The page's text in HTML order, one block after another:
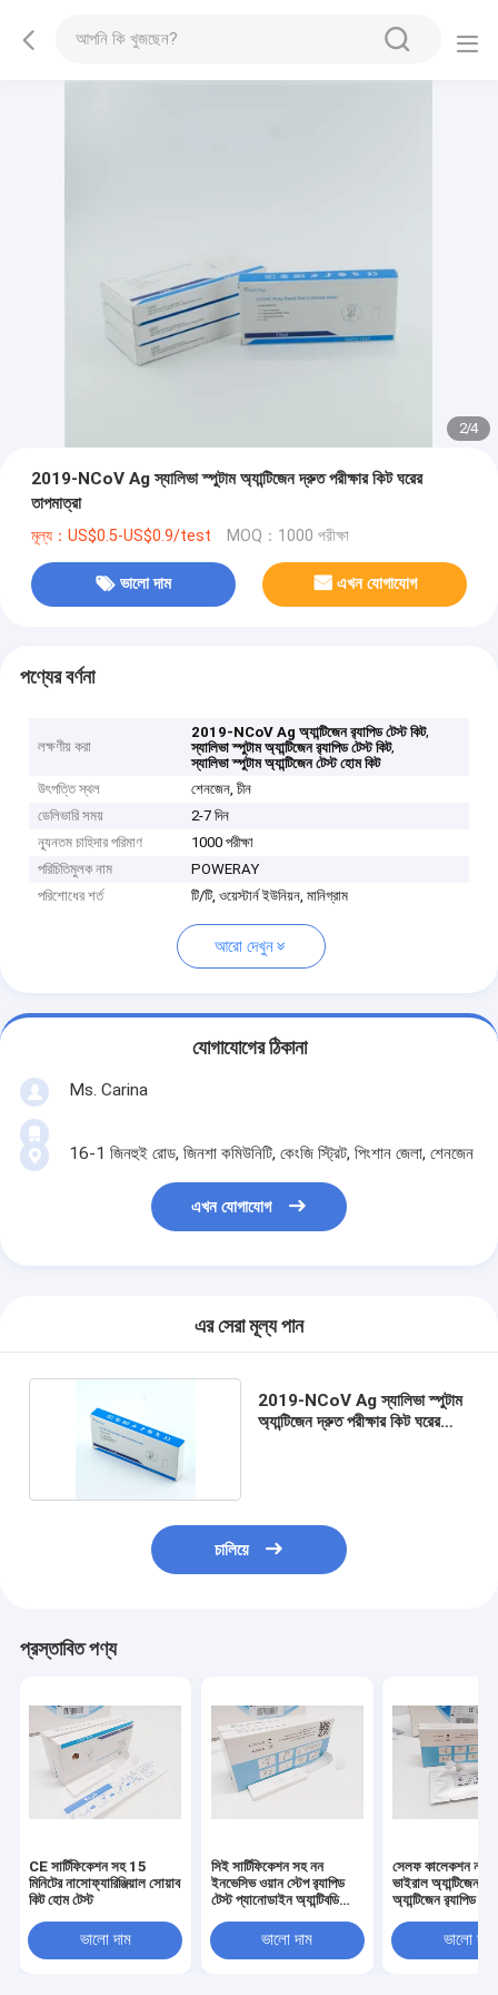
2/4
2019-NCoV Ag স্যালিভা স্পুটাম অ্যান্টিজেন দ্রুত পরীক্ষার কিট ঘরের
তাপমাত্রা
মূল্য：US$0.5-US$0.9/test MOQ：1000 পরীক্ষা
ভালো দাম এখন যোগাযোগ
পণ্যের বর্ণনা
লক্ষণীয় করা
2019-NCoV Ag অ্যান্টিজেন র‌্যাপিড টেস্ট কিট,
স্যালিভা স্পুটাম অ্যান্টিজেন র‌্যাপিড টেস্ট কিট,
স্যালিভা স্পুটাম অ্যান্টিজেন টেস্ট হোম কিট
উৎপত্তি স্থল
শেনজেন, চীন
ডেলিভারি সময়
2-7 দিন
ন্যূনতম চাহিদার পরিমাণ
1000 পরীক্ষা
পরিচিতিমুলক নাম
POWERAY
পরিশোধের শর্ত
টি/টি, ওয়েস্টার্ন ইউনিয়ন, মানিগ্রাম
আরো দেখুন
যোগাযোগের ঠিকানা
Ms. Carina
16-1 জিনহুই রোড, জিনশা কমিউনিটি, কেংজি স্ট্রিট, পিংশান জেলা, শেনজেন
এখন যোগাযোগ
এর সেরা মূল্য পান
2019-NCoV Ag স্যালিভা স্পুটাম
অ্যান্টিজেন দ্রুত পরীক্ষার কিট ঘরের
চালিয়ে
প্রস্তাবিত পণ্য
CE সার্টিফিকেশন সহ 15
মিনিটের নাসোফ্যারিঞ্জিয়াল সোয়াব
কিট হোম টেস্ট
ভালো দাম
সিই সার্টিফিকেশন সহ নন
ইনভেসিভ ওয়ান স্টেপ র‍্যাপিড
টেস্ট প্যানোডাইন অ্যান্টিবডি
ভালো দাম
সেলফ কালেকশন
ভাইরাল অ্যান্টিজেন
অ্যান্টিজেন র‌্যাপিড
ভালো দাম